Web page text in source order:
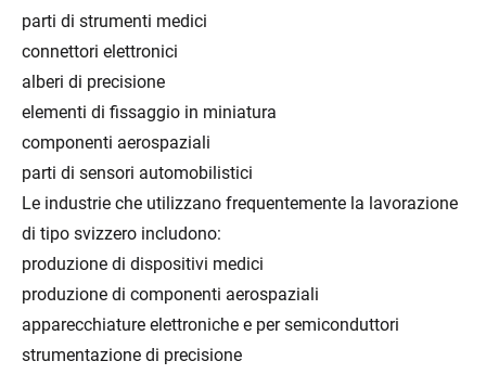
parti di strumenti medici
connettori elettronici
alberi di precisione
elementi di fissaggio in miniatura
componenti aerospaziali
parti di sensori automobilistici
Le industrie che utilizzano frequentemente la lavorazione
di tipo svizzero includono:
produzione di dispositivi medici
produzione di componenti aerospaziali
apparecchiature elettroniche e per semiconduttori
strumentazione di precisione